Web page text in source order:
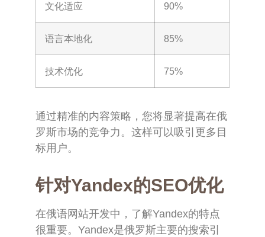
文化适应 90%
语言本地化 85%
技术优化 75%
通过精准的内容策略，您将显著提高在俄
罗斯市场的竞争力。这样可以吸引更多目
标用户。
针对Yandex的SEO优化
在俄语网站开发中，了解Yandex的特点
很重要。Yandex是俄罗斯主要的搜索引